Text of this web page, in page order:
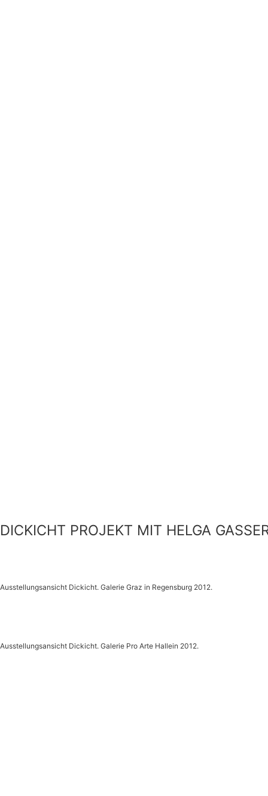
DICKICHT PROJEKT MIT HELGA
Ausstellungsansicht Dickicht. Galerie Graz in Regensburg 2012.
Ausstellungsansicht Dickicht. Galerie Pro Arte Hallein 2012.